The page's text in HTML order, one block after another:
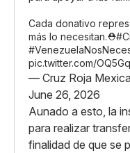
Cada donativo
más lo necesitan.⛑️
pic.twitter.com/
— Cruz Roja
June 26, 2026
Aunado a esto, la
para realizar
finalidad de que se